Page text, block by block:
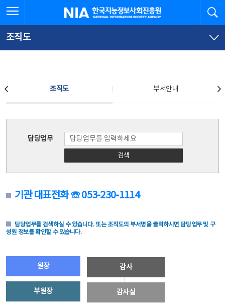
문
로
가
체
뉴
바
가
한국지능정보사회진흥원
조직도
조직도 부서안내
담당업무
검색
기관 대표전화 ☏ 053-230-1114
담당업무를 검색하실 수 있습니다. 또는 조직도의 부서명을 클릭하시면 담당업무 및 구
성원 정보를 확인할 수 있습니다.
원장
부원장
감사
감사실